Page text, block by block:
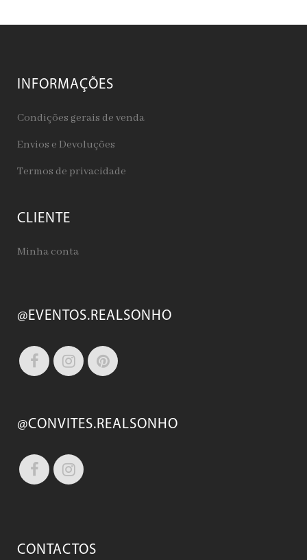
INFORMAÇÕES
Condições gerais de venda
Envios e Devoluções
Termos de privacidade
CLIENTE
Minha conta
@EVENTOS.REALSONHO
@CONVITES.REALSONHO
CONTACTOS